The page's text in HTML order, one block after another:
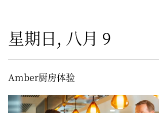
星期日, 八月 9
Amber厨房体验